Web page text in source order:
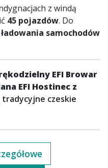
z windą
45 pojazdów. Do
samochodów
EFI Browar
EFI Hostinec z
czeskie